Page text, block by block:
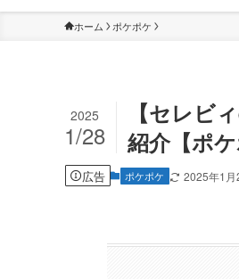
ホーム ポケポケ
【セレビ
紹介【ポケ
2025
1/28
広告 ポケポケ 2025年1月